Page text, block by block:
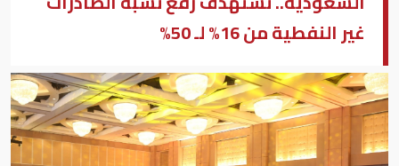
غير النفطية من 16% لـ 50%